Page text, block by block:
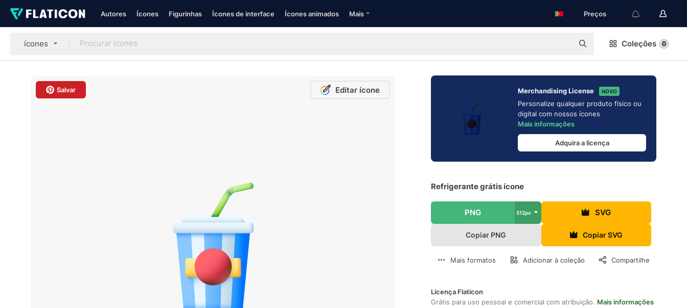
Autores Ícones Figurinhas Ícones de interface Ícones animados Mais Preços
ícones Coleções 0
Salvar Editar ícone Merchandising License NOVO
Personalize qualquer produto físico ou
digital com nossos ícones
Mais informações
Adquira a licença
Refrigerante grátis ícone
PNG 512px SVG
Copiar PNG Copiar SVG
Mais formatos Adicionar à coleção Compartilhe
Licença Flaticon
Grátis para uso pessoal e comercial com atribuição. Mais informações